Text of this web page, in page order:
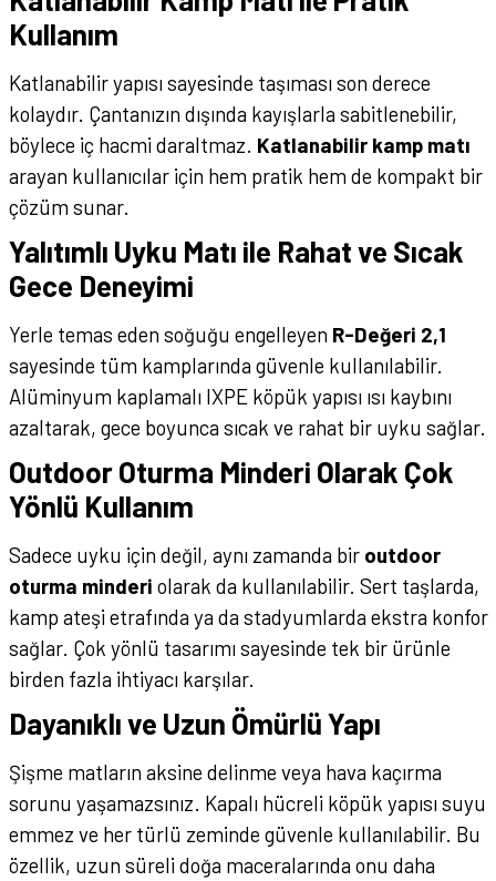
Kullanım
Katlanabilir yapısı sayesinde taşıması son derece
kolaydır. Çantanızın dışında kayışlarla sabitlenebilir,
böylece iç hacmi daraltmaz. Katlanabilir kamp matı
arayan kullanıcılar için hem pratik hem de kompakt bir
çözüm sunar.
Yalıtımlı Uyku Matı ile Rahat ve Sıcak
Gece Deneyimi
Yerle temas eden soğuğu engelleyen R-Değeri 2,1
sayesinde tüm kamplarında güvenle kullanılabilir.
Alüminyum kaplamalı IXPE köpük yapısı ısı kaybını
azaltarak, gece boyunca sıcak ve rahat bir uyku sağlar.
Outdoor Oturma Minderi Olarak Çok
Yönlü Kullanım
Sadece uyku için değil, aynı zamanda bir outdoor
oturma minderi olarak da kullanılabilir. Sert taşlarda,
kamp ateşi etrafında ya da stadyumlarda ekstra konfor
sağlar. Çok yönlü tasarımı sayesinde tek bir ürünle
birden fazla ihtiyacı karşılar.
Dayanıklı ve Uzun Ömürlü Yapı
Şişme matların aksine delinme veya hava kaçırma
sorunu yaşamazsınız. Kapalı hücreli köpük yapısı suyu
emmez ve her türlü zeminde güvenle kullanılabilir. Bu
özellik, uzun süreli doğa maceralarında onu daha